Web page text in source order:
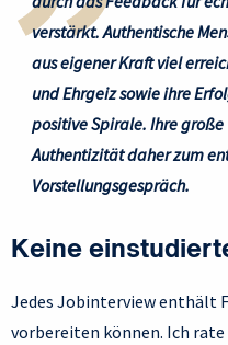
verstärkt. Authentische
aus eigener Kraft viel
und Ehrgeiz sowie ihre
positive Spirale. Ihre
Authentizität daher zum
Vorstellungsgespräch.
Keine
Jedes Jobinterview enthält
vorbereiten können. Ich